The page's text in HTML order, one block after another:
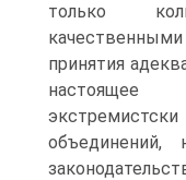
только
принятия
объединений,